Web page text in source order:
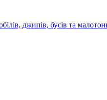
джипів, бусів та